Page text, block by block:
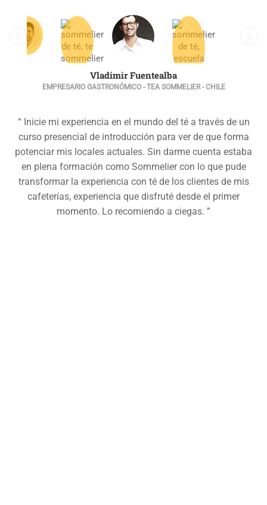
Vladimir Fuentealba
EMPRESARIO GASTRONÓMICO - TEA SOMMELIER - CHILE
“ Inicie mi experiencia en el mundo del té a través de un
curso presencial de introducción para ver de que forma
potenciar mis locales actuales. Sin darme cuenta estaba
en plena formación como Sommelier con lo que pude
transformar la experiencia con té de los clientes de mis
cafeterías, experiencia que disfruté desde el primer
momento. Lo recomiendo a ciegas. ”